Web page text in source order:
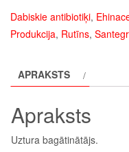
Dabiskie antibiotiķi,
Produkcija, Rutīns,
APRAKSTS
Apraksts
Uztura bagātinātājs.